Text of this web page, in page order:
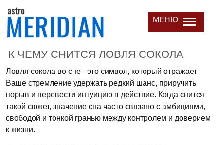
МЕНЮ
К ЧЕМУ СНИТСЯ ЛОВЛЯ СОКОЛА
Ловля сокола во сне - это символ, который отражает
Ваше стремление удержать редкий шанс, приручить
порыв и перевести интуицию в действие. Когда снится
такой сюжет, значение сна часто связано с амбициями,
свободой и тонкой гранью между контролем и доверием
к жизни.